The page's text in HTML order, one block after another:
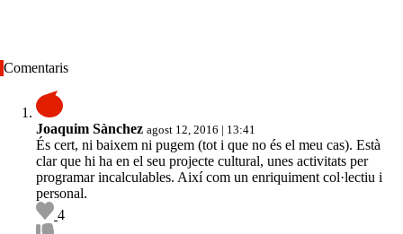
Comentaris
Joaquim Sànchez agost 12, 2016 | 13:41
És cert, ni baixem ni pugem (tot i que no és el meu cas). Està
clar que hi ha en el seu projecte cultural, unes activitats per
programar incalculables. Així com un enriquiment col·lectiu i
personal.
4